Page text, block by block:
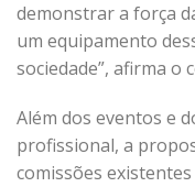
demonstrar a força
um equipamento
sociedade”, afirma o
Além dos eventos e
profissional, a
comissões